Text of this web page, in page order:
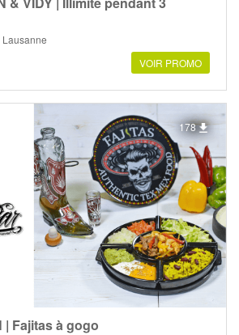
Lausanne
VOIR PROMO
178
| Fajitas à gogo